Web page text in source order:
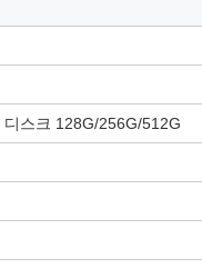
스크 128G/256G/512G